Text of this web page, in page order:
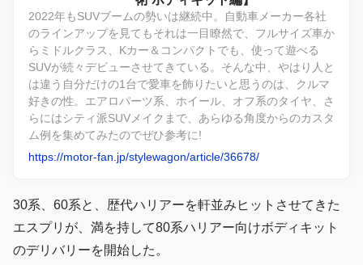
2022年もSUVブームの勢いは継続中。自動車メーカー各社
のラインアップを見てもそれは一目瞭然で、フルサイズ車か
らミドルクラス、Kカー＆コンパクトでも、使って遊べる
SUVが続々デビューさせてきている。そんな中、やはり人と
は違う自分だけの1台で愛車を飾りたいと思うのは、クルマ
好きの性。エアロパーツ系、ホイール、オフ系のタイヤ、さ
らにはシティ派SUVメイクまで、あらゆる角度からのカスタ
ム例を集めてみたのでぜひ参考に!
https://motor-fan.jp/stylewagon/article/36678/
30系、60系と、歴代ハリアーを軒並みヒットさせてきた
エスプリが、満を持して80系ハリアー向けボディキット
のデリバリーを開始した。